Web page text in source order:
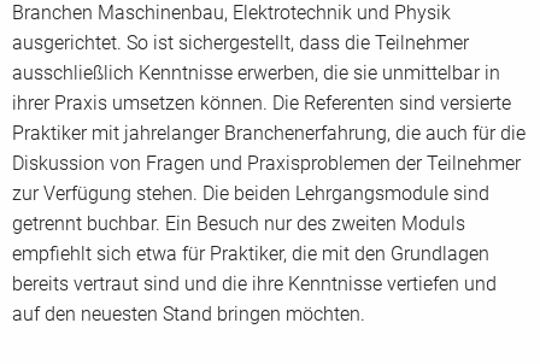
Branchen Maschinenbau, Elektrotechnik und Physik
ausgerichtet. So ist sichergestellt, dass die Teilnehmer
ausschließlich Kenntnisse erwerben, die sie unmittelbar in
ihrer Praxis umsetzen können. Die Referenten sind versierte
Praktiker mit jahrelanger Branchenerfahrung, die auch für die
Diskussion von Fragen und Praxisproblemen der Teilnehmer
zur Verfügung stehen. Die beiden Lehrgangsmodule sind
getrennt buchbar. Ein Besuch nur des zweiten Moduls
empfiehlt sich etwa für Praktiker, die mit den Grundlagen
bereits vertraut sind und die ihre Kenntnisse vertiefen und
auf den neuesten Stand bringen möchten.